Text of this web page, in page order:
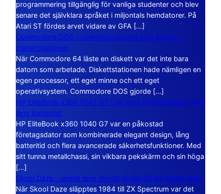
programmering tillgänglig för vanliga studenter och blev
senare det självklara språket i miljontals hemdatorer. På
Atari ST fördes arvet vidare av GFA […]
Commodore DOS – operativsystemet som bodde i
diskettstationen
När Commodore 64 läste en diskett var det inte bara
datorn som arbetade. Diskettstationen hade nämligen en
egen processor, ett eget minne och ett eget
operativsystem. Commodore DOS gjorde […]
HP EliteBook x360 1040 G7 – en lyxig företagsdator med
lång batteritid
HP EliteBook x360 1040 G7 var en påkostad
företagsdator som kombinerade elegant design, lång
batteritid och flera avancerade säkerhetsfunktioner. Med
sitt tunna metallchassi, sin vikbara pekskärm och sin höga
[…]
Skool Daze – spelet som gjorde skolan till ett öppet kaos
När Skool Daze släpptes 1984 till ZX Spectrum var det